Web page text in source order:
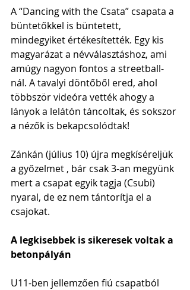
A “Dancing with the Csata” csapata a
büntetőkkel is büntetett,
mindegyiket értékesítették. Egy kis
magyarázat a névválasztáshoz, ami
amúgy nagyon fontos a streetball-
nál. A tavalyi döntőből ered, ahol
többször videóra vették ahogy a
lányok a lelátón táncoltak, és sokszor
a nézők is bekapcsolódtak!
Zánkán (július 10) újra megkíséreljük
a győzelmet , bár csak 3-an megyünk
mert a csapat egyik tagja (Csubi)
nyaral, de ez nem tántorítja el a
csajokat.
A legkisebbek is sikeresek voltak a
betonpályán
U11-ben jellemzően fiú csapatból